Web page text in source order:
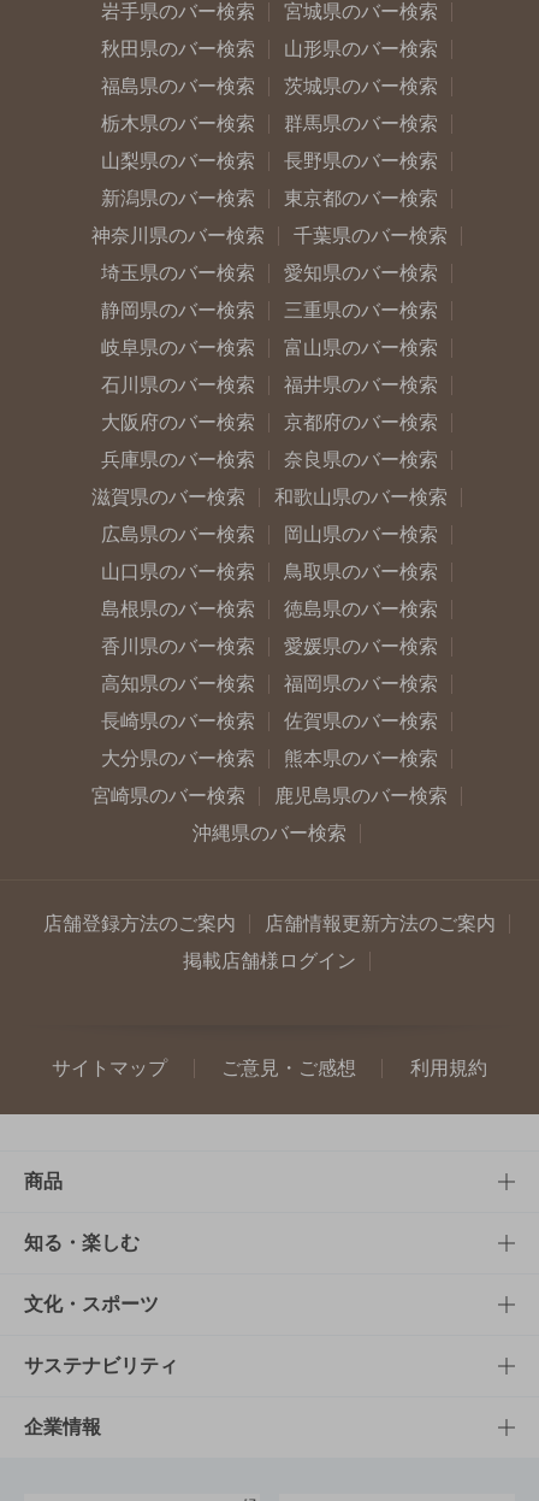
岩手県のバー検索
宮城県のバー検索
秋田県のバー検索
山形県のバー検索
福島県のバー検索
茨城県のバー検索
栃木県のバー検索
群馬県のバー検索
山梨県のバー検索
長野県のバー検索
新潟県のバー検索
東京都のバー検索
神奈川県のバー検索
千葉県のバー検索
埼玉県のバー検索
愛知県のバー検索
静岡県のバー検索
三重県のバー検索
岐阜県のバー検索
富山県のバー検索
石川県のバー検索
福井県のバー検索
大阪府のバー検索
京都府のバー検索
兵庫県のバー検索
奈良県のバー検索
滋賀県のバー検索
和歌山県のバー検索
広島県のバー検索
岡山県のバー検索
山口県のバー検索
鳥取県のバー検索
島根県のバー検索
徳島県のバー検索
香川県のバー検索
愛媛県のバー検索
高知県のバー検索
福岡県のバー検索
長崎県のバー検索
佐賀県のバー検索
大分県のバー検索
熊本県のバー検索
宮崎県のバー検索
鹿児島県のバー検索
沖縄県のバー検索
店舗登録方法のご案内
店舗情報更新方法のご案内
掲載店舗様ログイン
サイトマップ ご意見・ご感想 利用規約
商品
商品TOP
商品一覧
商品発売情報
栄養成分一覧
知る・楽しむ
知る・楽しむTOP
キャンペーン
工場見学
文化・スポーツ
文化・スポーツTOP
サントリーホール
サステナビリティ
サステナビリティTOP
企業情報